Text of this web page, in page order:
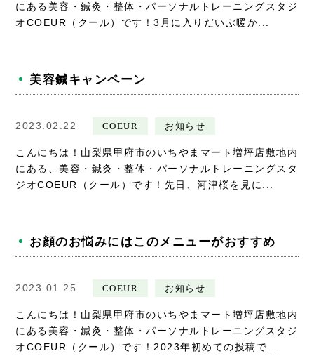
にある美容・鍼灸・整体・パーソナルトレーニングスタジ
オCOEUR（クール）です！3月に入りだいぶ暖か...
美容鍼キャンペーン
2023.02.22 COEUR お知らせ
こんにちは！山梨県甲府市のいちやまマート増坪店敷地内
にある、美容・鍼灸・整体・パーソナルトレーニングスタ
ジオCOEUR（クール）です！先日、河津桜を見に...
お顔のお悩みにはこのメニューがおすすめ
2023.01.25 COEUR お知らせ
こんにちは！山梨県甲府市のいちやまマート増坪店敷地内
にある美容・鍼灸・整体・パーソナルトレーニングスタジ
オCOEUR（クール）です！2023年初めての投稿で...